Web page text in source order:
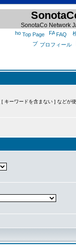
SonotaCo Network
Top Page FAQ
プロフィール
[ キーワードを含まない ] などが